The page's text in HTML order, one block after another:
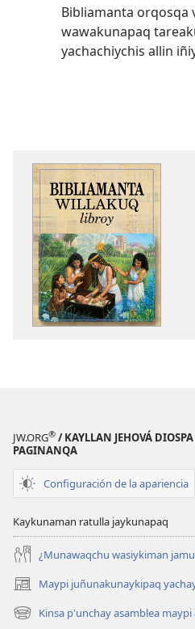
Bibliamanta orqosqa
wawakunapaq
yachachiychis allin
JW.ORG® / KAYLLAN JEHOVÁ
PAGINANQA
Configuración de la apariencia
Kaykunaman ratulla jaykunapaq
¿Munawaqchu wasiykiman
Maypi juñunakunaykipaq
(abre
una
nueva
Kinsa p'unchay asamblea
(abre